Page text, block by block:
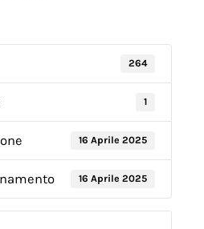
264
1
16 Aprile 2025
16 Aprile 2025